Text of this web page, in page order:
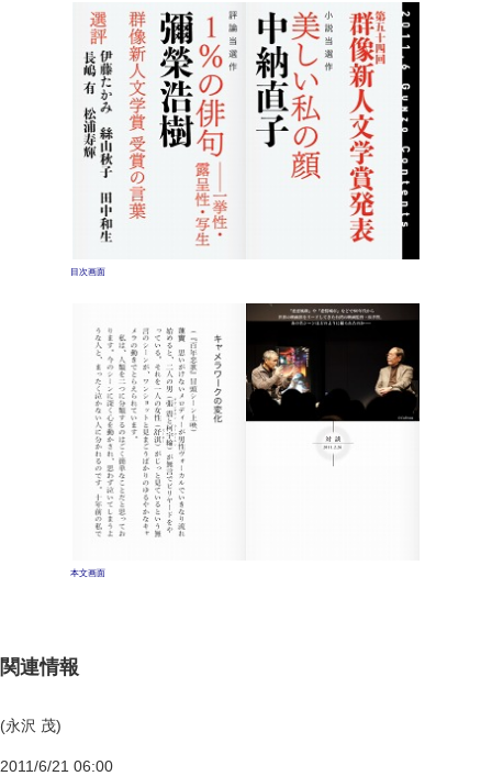
目次画面
本文画面
関連情報
(永沢 茂)
2011/6/21 06:00